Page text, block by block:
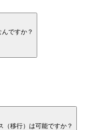
ですか？
（移行）は可能ですか？